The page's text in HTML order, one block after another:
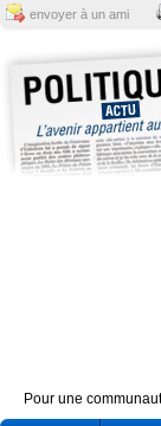
envoyer à un ami
Pour une